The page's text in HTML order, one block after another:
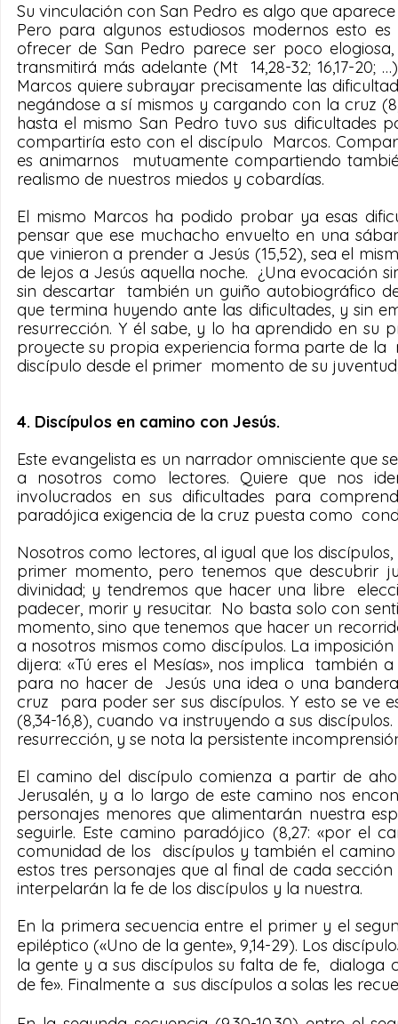
Su vinculación con San Pedro es algo que
Pero para algunos estudiosos modernos esto
ofrecer de San Pedro parece ser poco
transmitirá más adelante (Mt  14,28-32; 16,17-
Marcos quiere subrayar precisamente las
negándose a sí mismos y cargando con la cruz
hasta el mismo San Pedro tuvo sus dificultades
compartiría esto con el discípulo  Marcos.
es animarnos  mutuamente compartiendo
realismo de nuestros miedos y cobardías.
El mismo Marcos ha podido probar ya esas
pensar que ese muchacho envuelto en una
que vinieron a prender a Jesús (15,52), sea el
de lejos a Jesús aquella noche.  ¿Una evocación
sin descartar  también un guiño autobiográfico
que termina huyendo ante las dificultades, y sin
resurrección. Y él sabe, y lo ha aprendido en su
proyecte su propia experiencia forma parte de la
discípulo desde el primer  momento de su
4. Discípulos en camino con Jesús.
Este evangelista es un narrador omnisciente que
a nosotros como lectores. Quiere que nos
involucrados en sus dificultades para
paradójica exigencia de la cruz puesta como
Nosotros como lectores, al igual que los
primer momento, pero tenemos que descubrir
divinidad; y tendremos que hacer una libre
padecer, morir y resucitar.  No basta solo con
momento, sino que tenemos que hacer un
a nosotros mismos como discípulos. La
dijera: «Tú eres el Mesías», nos implica  también
para no hacer de  Jesús una idea o una
cruz  para poder ser sus discípulos. Y esto se ve
(8,34-16,8), cuando va instruyendo a sus
resurrección, y se nota la persistente
El camino del discípulo comienza a partir de
Jerusalén, y a lo largo de este camino nos
personajes menores que alimentarán nuestra
seguirle. Este camino paradójico (8,27: «por el
comunidad de los  discípulos y también el
estos tres personajes que al final de cada
interpelarán la fe de los discípulos y la nuestra.
En la primera secuencia entre el primer y el
epiléptico («Uno de la gente», 9,14-29). Los
la gente y a sus discípulos su falta de fe,
de fe». Finalmente a  sus discípulos a solas les